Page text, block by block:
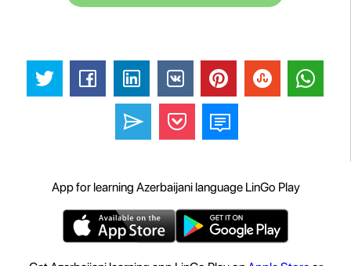
App for learning Azerbaijani language LinGo Play